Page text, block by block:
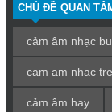
CHỦ ĐỀ QUAN
cảm âm nhạc
cam am nhac tre
cảm âm hay